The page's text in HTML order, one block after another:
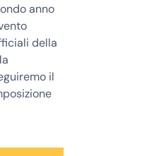
anno
della
il